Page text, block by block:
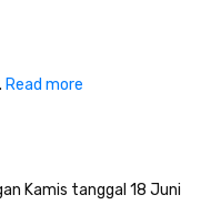
Read more
Kamis tanggal 18 Juni